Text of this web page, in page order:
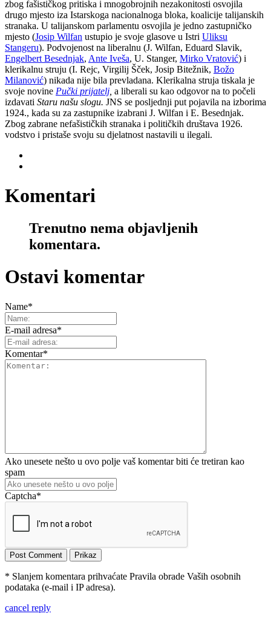
zbog fašističkog pritiska i mnogobrojnih nezakonitosti osvojila
drugo mjesto iza Istarskoga nacionalnoga bloka, koalicije talijanskih
stranaka. U talijanskom parlamentu osvojila je jedno zastupničko
mjesto (Josip Wilfan ustupio je svoje glasove u Istri Uliksu
Stangeru). Podvojenost na liberalnu (J. Wilfan, Eduard Slavik,
Engelbert Besednjak, Ante Iveša, U. Stanger, Mirko Vratović) i
klerikalnu struju (I. Rejc, Virgilij Šček, Josip Bitežnik, Božo
Milanović) nikada nije bila prevladana. Klerikalna struja tiskala je
svoje novine Pučki prijatelj a liberali su kao odgovor na to počeli
izdavati Staru našu slogu. JNS se posljednji put pojavila na izborima
1924., kada su za zastupnike izabrani J. Wilfan i E. Besednjak.
Zbog zabrane nefašističkih stranaka i političkih društava 1926.
vodstvo i pristaše svoju su djelatnost nastavili u ilegali.
Komentari
Trenutno nema objavljenih
komentara.
Ostavi komentar
Name*
E-mail adresa*
Komentar*
Ako unesete nešto u ovo polje vaš komentar biti će tretiran kao
spam
Captcha*
* Slanjem komentara prihvaćate Pravila obrade Vaših osobnih
podataka (e-mail i IP adresa).
cancel reply